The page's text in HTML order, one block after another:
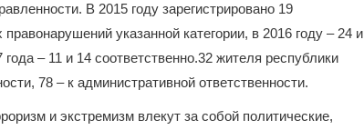
В 2015 году зарегистрировано 19
указанной категории, в 2016 году – 24 и
– 11 и 14 соответственно.32 жителя республики
78 – к административной ответственности.
и экстремизм влекут за собой политические,